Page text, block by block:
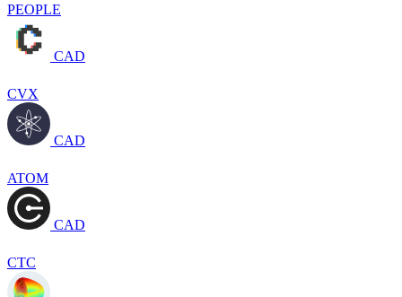
PEOPLE
CAD
CVX
CAD
ATOM
CAD
CTC